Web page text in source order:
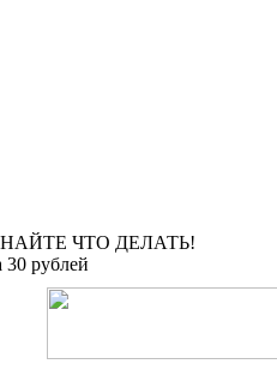
ЧТО ДЕЛАТЬ!
30 рублей